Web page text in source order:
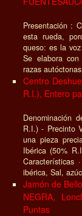
Presentación :
esta rueda,
queso: es la
Se elabora
razas
Centro
R.I.), Entero
Denominación
R.I.) - Precinto
una pieza
Ibérica (50%
Características
ibérica, Sal,
Jamón de
NEGRA,
Puntas